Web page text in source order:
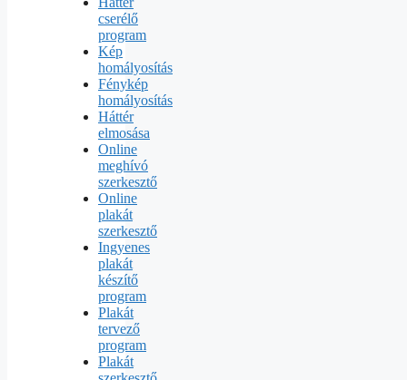
cserélő
program
Kép
homályosítás
Fénykép
homályosítás
Háttér
elmosása
Online
meghívó
szerkesztő
Online
plakát
szerkesztő
Ingyenes
plakát
készítő
program
Plakát
tervező
program
Plakát